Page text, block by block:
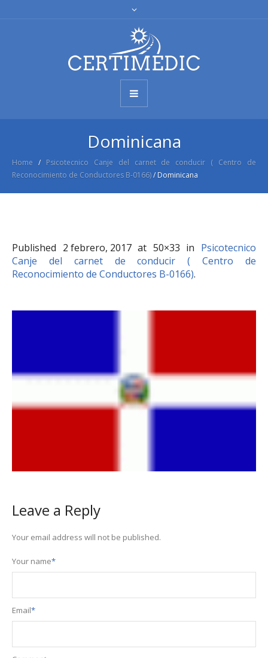
Dominicana
Home / Psicotecnico Canje del carnet de conducir ( Centro de
Reconocimiento de Conductores B-0166)/ Dominicana
Published 2 febrero, 2017at 50×33 in Psicotecnico
Canje del carnet de conducir ( Centro de
Reconocimiento de Conductores B-0166).
Leave a Reply
Your email address will not be published.
Your name*
Email*